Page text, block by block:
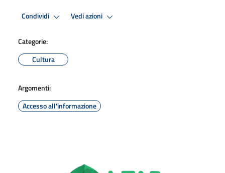
Condividi Vedi azioni
Categorie:
Cultura
Argomenti:
Accesso all'informazione